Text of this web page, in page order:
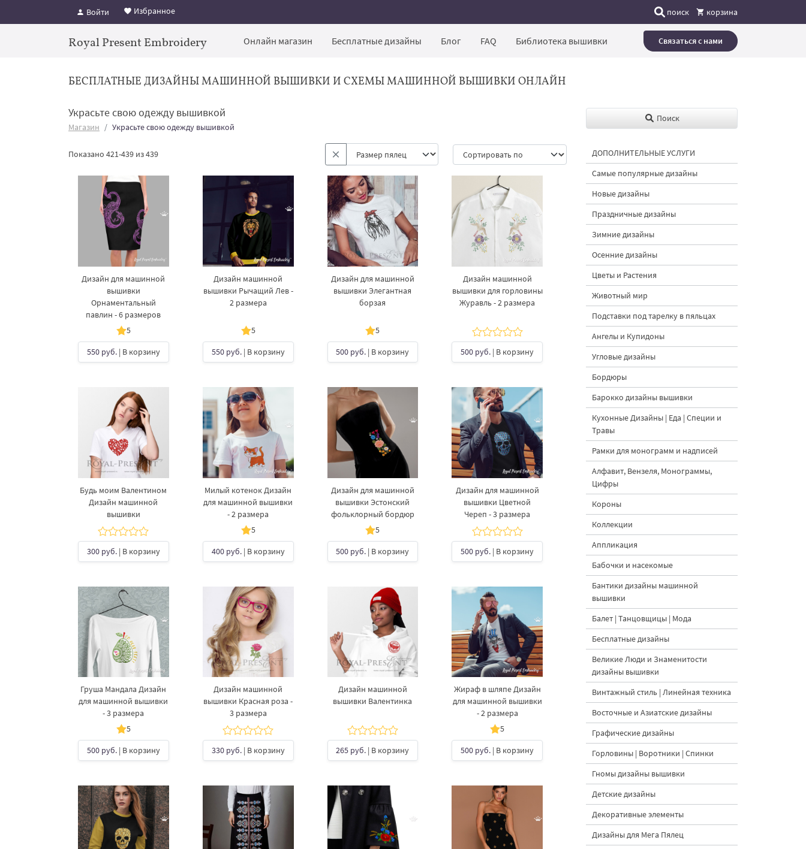
Войти Избранное поиск корзина
Royal Present Embroidery Онлайн магазин Бесплатные дизайны Блог FAQ Библиотека вышивки Связаться с нами
БЕСПЛАТНЫЕ ДИЗАЙНЫ МАШИННОЙ ВЫШИВКИ И СХЕМЫ МАШИННОЙ ВЫШИВКИ ОНЛАЙН
Украсьте свою одежду вышивкой
Магазин Украсьте свою одежду вышивкой
Показано 421-439 из 439
Дизайн для машинной
вышивки
Орнаментальный
павлин - 6 размеров
5
550 руб.| В корзину
Дизайн машинной
вышивки Рычащий Лев -
2 размера
5
550 руб.| В корзину
Дизайн для машинной
вышивки Элегантная
борзая
5
500 руб. | В корзину
Дизайн машинной
вышивки для горловины
Журавль - 2 размера
500 руб. | В корзину
Будь моим Валентином
Дизайн машинной
вышивки
300 руб.| В корзину
Милый котенок Дизайн
для машинной вышивки
- 2 размера
5
400 руб.| В корзину
Дизайн для машинной
вышивки Эстонский
фольклорный бордюр
5
500 руб. | В корзину
Дизайн для машинной
вышивки Цветной
Череп - 3 размера
500 руб. | В корзину
Груша Мандала Дизайн
для машинной вышивки
- 3 размера
5
500 руб.| В корзину
Дизайн машинной
вышивки Красная роза -
3 размера
330 руб.| В корзину
Дизайн машинной
вышивки Валентинка
265 руб. | В корзину
Жираф в шляпе Дизайн
для машинной вышивки
- 2 размера
5
500 руб. | В корзину
Поиск
ДОПОЛНИТЕЛЬНЫЕ УСЛУГИ
Самые популярные дизайны
Новые дизайны
Праздничные дизайны
Зимние дизайны
Осенние дизайны
Цветы и Растения
Животный мир
Подставки под тарелку в пяльцах
Ангелы и Купидоны
Угловые дизайны
Бордюры
Барокко дизайны вышивки
Кухонные Дизайны | Еда | Специи и
Травы
Рамки для монограмм и надписей
Алфавит, Вензеля, Монограммы,
Цифры
Короны
Коллекции
Аппликация
Бабочки и насекомые
Бантики дизайны машинной
вышивки
Балет | Танцовщицы | Мода
Бесплатные дизайны
Великие Люди и Знаменитости
дизайны вышивки
Винтажный стиль | Линейная техника
Восточные и Азиатские дизайны
Графические дизайны
Горловины | Воротники | Спинки
Гномы дизайны вышивки
Детские дизайны
Декоративные элементы
Дизайны для Мега Пялец